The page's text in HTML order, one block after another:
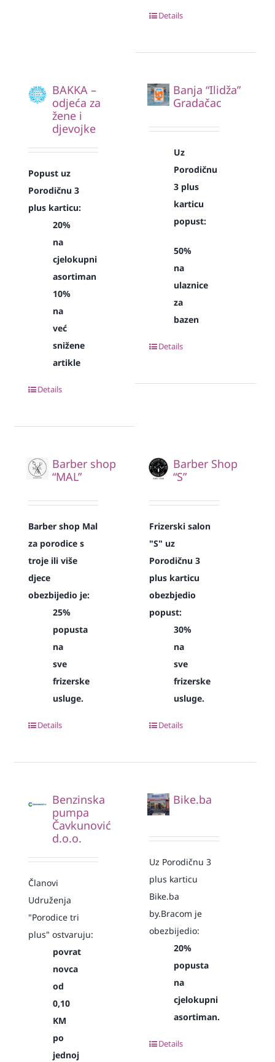
Details
BAKKA –
odjeća za
žene i
djevojke
Popust uz
Porodičnu 3
plus karticu:
20%
na
cjelokupni
asortiman
10%
na
već
snižene
artikle
Details
Banja “Ilidža”
Gradačac
Uz
Porodičnu
3 plus
karticu
popust:
50%
na
ulaznice
za
bazen
Details
Barber shop
“MAL”
Barber shop Mal
za porodice s
troje ili više
djece
obezbijedio je:
25%
popusta
na
sve
frizerske
usluge.
Details
Barber Shop
“S”
Frizerski salon
"S" uz
Porodičnu 3
plus karticu
obezbjedio
popust:
30%
na
sve
frizerske
usluge.
Details
Benzinska
pumpa
Čavkunović
d.o.o.
Članovi
Udruženja
"Porodice tri
plus" ostvaruju:
povrat
novca
od
0,10
KM
po
jednoj
Bike.ba
Uz Porodičnu 3
plus karticu
Bike.ba
by.Bracom je
obezbijedio:
20%
popusta
na
cjelokupni
asortiman.
Details